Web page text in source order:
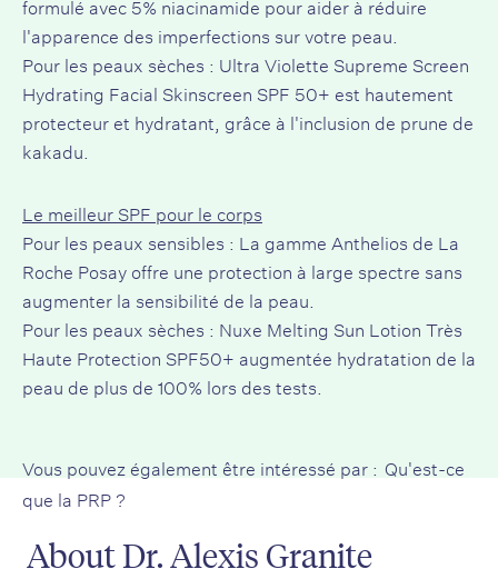
formulé avec 5% niacinamide pour aider à réduire
l'apparence des imperfections sur votre peau.
Pour les peaux sèches : Ultra Violette Supreme Screen
Hydrating Facial Skinscreen SPF 50+ est hautement
protecteur et hydratant, grâce à l'inclusion de prune de
kakadu.
Le meilleur SPF pour le corps
Pour les peaux sensibles : La gamme Anthelios de La
Roche Posay offre une protection à large spectre sans
augmenter la sensibilité de la peau.
Pour les peaux sèches : Nuxe Melting Sun Lotion Très
Haute Protection SPF50+ augmentée hydratation de la
peau de plus de 100% lors des tests.
Vous pouvez également être intéressé par : Qu'est-ce
que la PRP ?
About Dr. Alexis Granite